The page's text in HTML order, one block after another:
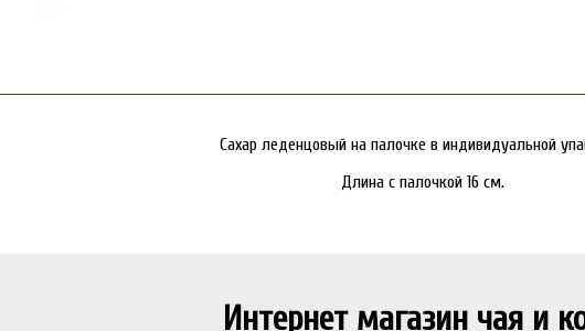
Сахар леденцовый на палочке в индивидуальной
Длина с палочкой 16 см.
Интернет магазин чая и